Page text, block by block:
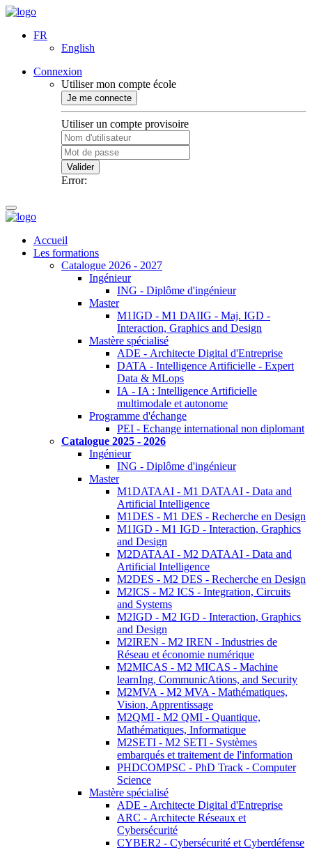
FR
English
Connexion
Utiliser mon compte école
Je me connecte
Utiliser un compte provisoire
Valider
Error:
Accueil
Les formations
Catalogue 2026 - 2027
Ingénieur
ING - Diplôme d'ingénieur
Master
M1IGD - M1 DAIIG - Maj. IGD -
Interaction, Graphics and Design
Mastère spécialisé
ADE - Architecte Digital d'Entreprise
DATA - Intelligence Artificielle - Expert
Data & MLops
IA - IA : Intelligence Artificielle
multimodale et autonome
Programme d'échange
PEI - Echange international non diplomant
Catalogue 2025 - 2026
Ingénieur
ING - Diplôme d'ingénieur
Master
M1DATAAI - M1 DATAAI - Data and
Artificial Intelligence
M1DES - M1 DES - Recherche en Design
M1IGD - M1 IGD - Interaction, Graphics
and Design
M2DATAAI - M2 DATAAI - Data and
Artificial Intelligence
M2DES - M2 DES - Recherche en Design
M2ICS - M2 ICS - Integration, Circuits
and Systems
M2IGD - M2 IGD - Interaction, Graphics
and Design
M2IREN - M2 IREN - Industries de
Réseau et économie numérique
M2MICAS - M2 MICAS - Machine
learnIng, CommunicAtions, and Security
M2MVA - M2 MVA - Mathématiques,
Vision, Apprentissage
M2QMI - M2 QMI - Quantique,
Mathématiques, Informatique
M2SETI - M2 SETI - Systèmes
embarqués et traitement de l'information
PHDCOMPSC - PhD Track - Computer
Science
Mastère spécialisé
ADE - Architecte Digital d'Entreprise
ARC - Architecte Réseaux et
Cybersécurité
CYBER2 - Cybersécurité et Cyberdéfense